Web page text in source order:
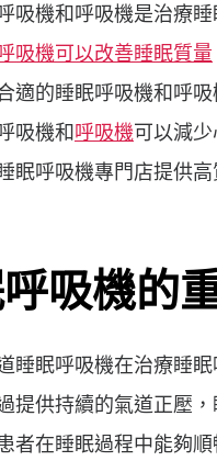
吸機和呼吸機是治療
吸機可以改善睡眠質量
適的睡眠呼吸機和呼
吸機和呼吸機可以減
眠呼吸機專門店提供
吸機的
睡眠呼吸機在治療睡
提供持續的氣道正壓
者在睡眠過程中能夠順